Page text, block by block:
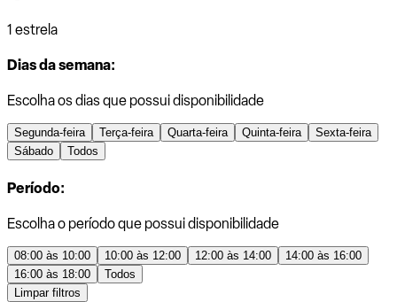
1 estrela
Dias da semana:
Escolha os dias que possui disponibilidade
Segunda-feira Terça-feira Quarta-feira Quinta-feira
Sexta-feira
Sábado
Todos
Período:
Escolha o período que possui disponibilidade
08:00 às 10:00 10:00 às 12:00 12:00 às 14:00
14:00 às 16:00
16:00 às 18:00
Todos
Limpar filtros